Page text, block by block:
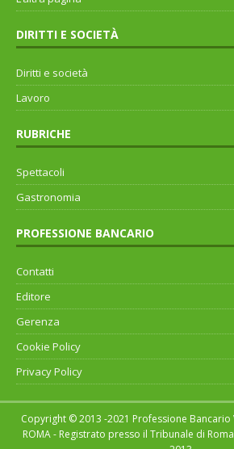
DIRITTI E SOCIETÀ
Diritti e società
Lavoro
RUBRICHE
Spettacoli
Gastronomia
PROFESSIONE BANCARIO
Contatti
Editore
Gerenza
Cookie Policy
Privacy Policy
Copyright © 2013 -2021 Professione Bancario
ROMA - Registrato presso il Tribunale di